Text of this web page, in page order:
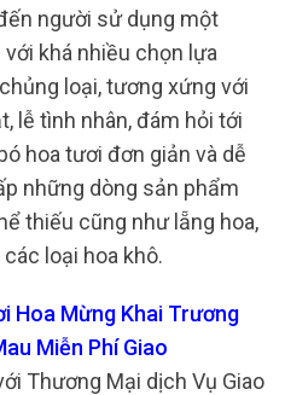
người sử dụng một
khá nhiều chọn lựa
loại, tương xứng với
lễ tình nhân, đám hỏi tới
hoa tươi đơn giản và dễ
những dòng sản phẩm
thiếu cũng như lẵng hoa,
loại hoa khô.
Hoa Mừng Khai Trương
Miễn Phí Giao
Thương Mại dịch Vụ Giao